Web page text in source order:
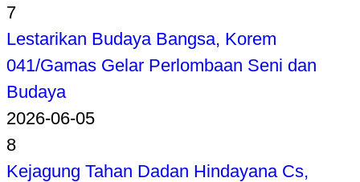
7
Lestarikan Budaya Bangsa, Korem
041/Gamas Gelar Perlombaan Seni dan
Budaya
2026-06-05
8
Kejagung Tahan Dadan Hindayana Cs,